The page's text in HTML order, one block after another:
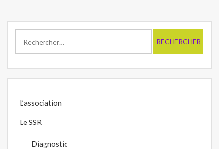
L’association
Le SSR
Diagnostic